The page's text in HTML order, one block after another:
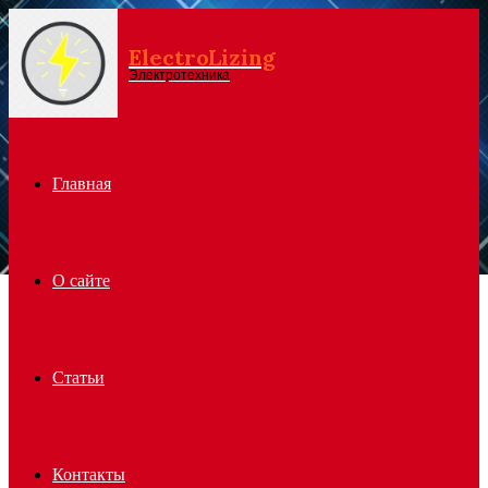
Menu ElectroLizing
Электротехника
Главная
О сайте
Статьи
Контакты